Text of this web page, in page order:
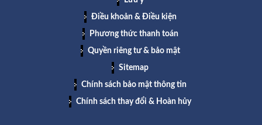
Điều khoản & Điều kiện
Phương thức thanh toán
Quyền riêng tư & bảo mật
Sitemap
Chính sách bảo mật thông tin
Chính sách thay đổi & Hoàn hủy